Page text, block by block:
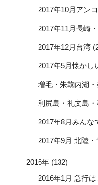
2017年10月アン
2017年11月長崎
2017年12月台湾
2017年5月懐かし
増毛・朱鞠内湖
利尻島・礼文島
2017年8月みんな
2017年9月 北陸・
2016年 (132)
2016年1月 急行